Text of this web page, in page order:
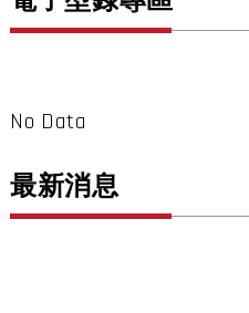
No Data
最新消息